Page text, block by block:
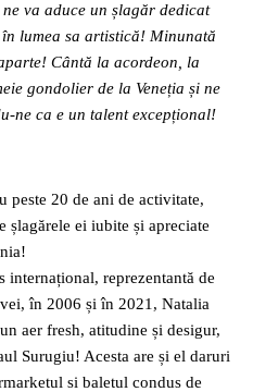
va aduce un șlagăr dedicat
lumea sa artistică! Minunată
Cântă la acordeon, la
gondolier de la Veneția și ne
ne ca e un talent excepțional!
peste 20 de ani de activitate,
șlagărele ei iubite și apreciate
internațional, reprezentantă de
în 2006 și în 2021, Natalia
aer fresh, atitudine și desigur,
Surugiu! Acesta are și el daruri
si baletul condus de